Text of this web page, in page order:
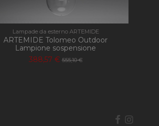
Lampade da esterno ARTEMIDE
ARTEMIDE Tolomeo Outdoor
Lampione sospensione
388,57 € 555,10 €